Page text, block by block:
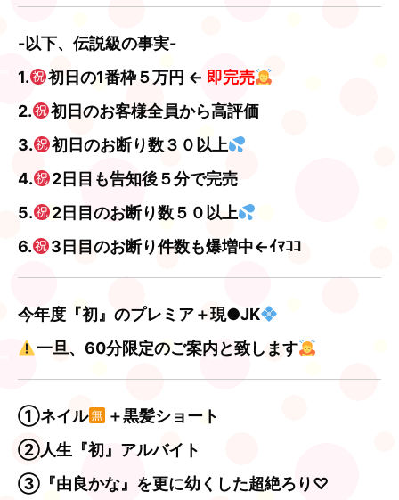
-以下、伝説級の事実-
1.
初日の1番枠５万円 ← 即完売
2.
初日のお客様全員から高評価
3.
初日のお断り数３０以上
4.
2日目も告知後５分で完売
5.
2日目のお断り数５０以上
6.
3日目のお断り件数も爆増中←ｲﾏｺｺ
今年度『初』のプレミア＋現●JK
一旦、60分限定のご案内と致します
①ネイル
＋黒髪ショート
②人生『初』アルバイト
③『由良かな』を更に幼くした超絶ろり♡